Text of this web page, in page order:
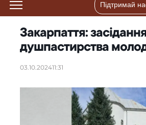
Підтримай
Закарпаття:
душпастирства
03.10.202411:31